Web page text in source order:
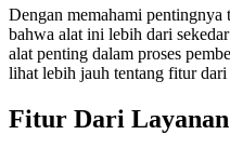
Dengan memahami pentingnya
bahwa alat ini lebih dari
alat penting dalam proses
lihat lebih jauh tentang fitur
Fitur Dari